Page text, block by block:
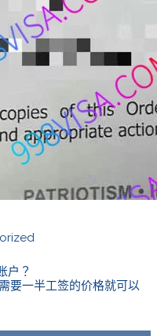
户？
要一半工签的价格就可以